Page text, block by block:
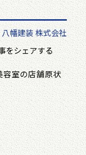
幡建装 株式会社
をシェアする
室の店舗原状